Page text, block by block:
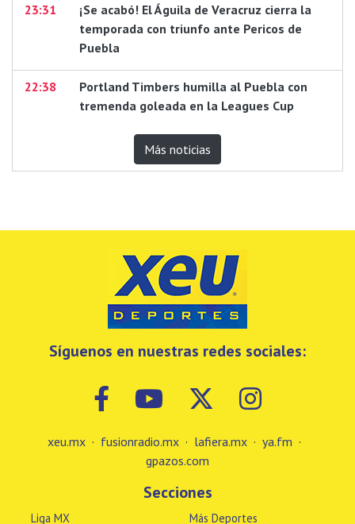
23:31
¡Se acabó! El Águila de Veracruz cierra la
temporada con triunfo ante Pericos de
Puebla
22:38
Portland Timbers humilla al Puebla con
tremenda goleada en la Leagues Cup
Más noticias
Síguenos en nuestras redes sociales:
xeu.mx · fusionradio.mx · lafiera.mx · ya.fm ·
gpazos.com
Secciones
Liga MX Más Deportes